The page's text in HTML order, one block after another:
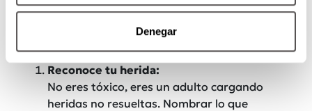
Denegar
el WhatsApp de tu pareja como agente secreto.
Aquí van algunos pasos con sustento clínico y
mucha dosis de amor propio:
Reconoce tu herida:
No eres tóxico, eres un adulto cargando
heridas no resueltas. Nombrar lo que